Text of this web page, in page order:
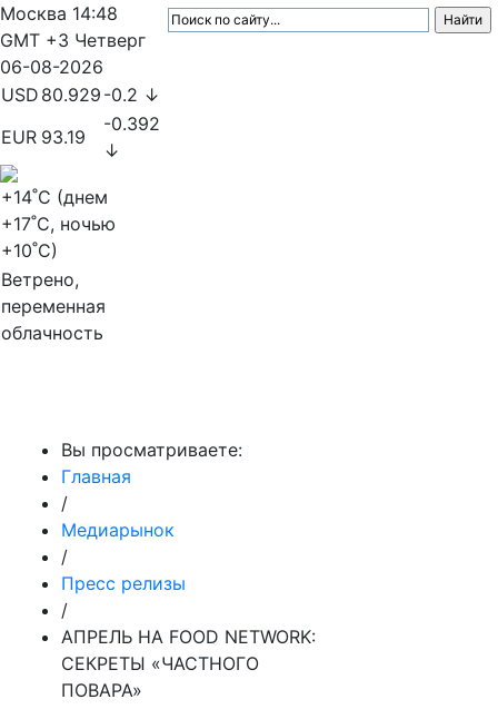
Москва 14:48
GMT +3 Четверг
06-08-2026
USD 80.929 -0.2 ↓
EUR 93.19
-0.392
↓
+14˚C (днем
+17˚C, ночью
+10˚C)
Ветрено,
переменная
облачность
Вы просматриваете:
Главная
/
Медиарынок
/
Пресс релизы
/
АПРЕЛЬ НА FOOD NETWORK:
СЕКРЕТЫ «ЧАСТНОГО
ПОВАРА»